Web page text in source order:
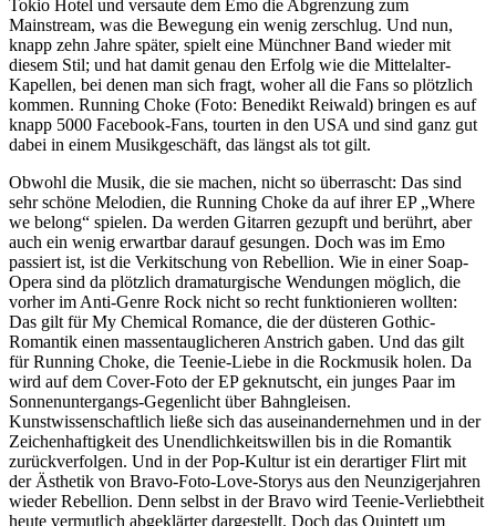
Tokio Hotel und versaute dem Emo die Abgrenzung zum
Mainstream, was die Bewegung ein wenig zerschlug. Und nun,
knapp zehn Jahre später, spielt eine Münchner Band wieder mit
diesem Stil; und hat damit genau den Erfolg wie die Mittelalter-
Kapellen, bei denen man sich fragt, woher all die Fans so plötzlich
kommen. Running Choke (Foto: Benedikt Reiwald) bringen es auf
knapp 5000 Facebook-Fans, tourten in den USA und sind ganz gut
dabei in einem Musikgeschäft, das längst als tot gilt.
Obwohl die Musik, die sie machen, nicht so überrascht: Das sind
sehr schöne Melodien, die Running Choke da auf ihrer EP „Where
we belong“ spielen. Da werden Gitarren gezupft und berührt, aber
auch ein wenig erwartbar darauf gesungen. Doch was im Emo
passiert ist, ist die Verkitschung von Rebellion. Wie in einer Soap-
Opera sind da plötzlich dramaturgische Wendungen möglich, die
vorher im Anti-Genre Rock nicht so recht funktionieren wollten:
Das gilt für My Chemical Romance, die der düsteren Gothic-
Romantik einen massentauglicheren Anstrich gaben. Und das gilt
für Running Choke, die Teenie-Liebe in die Rockmusik holen. Da
wird auf dem Cover-Foto der EP geknutscht, ein junges Paar im
Sonnenuntergangs-Gegenlicht über Bahngleisen.
Kunstwissenschaftlich ließe sich das auseinandernehmen und in der
Zeichenhaftigkeit des Unendlichkeitswillen bis in die Romantik
zurückverfolgen. Und in der Pop-Kultur ist ein derartiger Flirt mit
der Ästhetik von Bravo-Foto-Love-Storys aus den Neunzigerjahren
wieder Rebellion. Denn selbst in der Bravo wird Teenie-Verliebtheit
heute vermutlich abgeklärter dargestellt. Doch das Quintett um